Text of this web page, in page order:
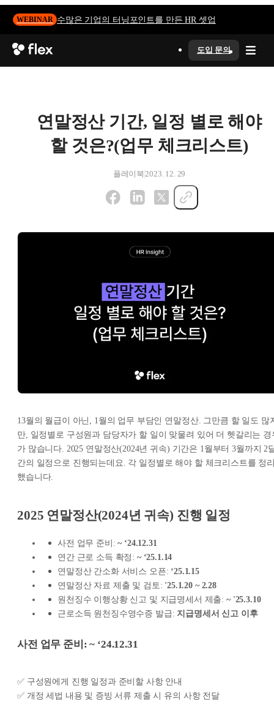
WEBINAR 수많은 기업의 터닝포인트를 만든 HR 셋업
도입 문의
연말정산 기간, 일정 별로 해야
할 것은?(업무 체크리스트)
플레이북 2023. 12. 29
13월의 월급이 아닌, 1월의 업무 부담인 연말정산. 그만큼 할 일도 많
만, 일정별로 구성원과 담당자가 할 일이 맞물려 있어 더 헷갈리는 경
가 많습니다. 2025 연말정산(2024년 귀속) 기간은 1월부터 3월까지 2
간의 일정으로 진행되는데요. 각 일정별로 해야 할 체크리스트를 정
했습니다.
2025 연말정산(2024년 귀속) 진행 일정
사전 업무 준비:~ ‘24.12.31
연간 근로 소득 확정: ~ ‘25.1.14
연말정산 간소화 서비스 오픈: ‘25.1.15
연말정산 자료 제출 및 검토: '25.1.20 ~ 2.28
원천징수 이행상황 신고 및 지급명세서 제출: ~ '25.3.10
근로소득 원천징수영수증 발급: 지급명세서 신고 이후
사전 업무 준비: ~ ‘24.12.31
✅ 구성원에게 진행 일정과 준비할 사항 안내
✅ 개정 세법 내용 및 증빙 서류 제출 시 유의 사항 전달